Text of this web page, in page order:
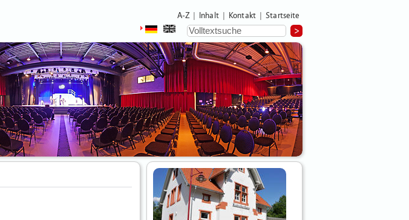
A-Z Inhalt Kontakt Startseite